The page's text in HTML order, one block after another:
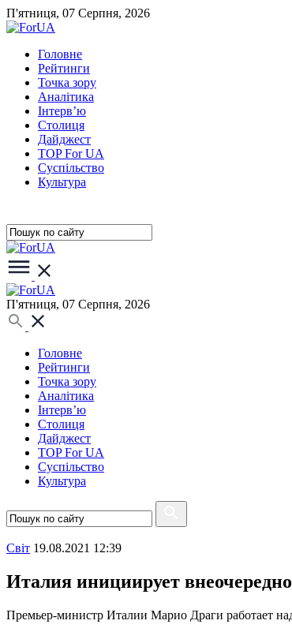
П'ятниця, 07 Серпня, 2026
Головне
Рейтинги
Точка зору
Аналітика
Інтерв’ю
Столиця
Дайджест
TOP For UA
Суспiльство
Культура
П'ятниця, 07 Серпня, 2026
Головне
Рейтинги
Точка зору
Аналітика
Інтерв’ю
Столиця
Дайджест
TOP For UA
Суспiльство
Культура
Свiт 19.08.2021 12:39
Италия инициирует
Премьер-министр Италии Марио Драги работает